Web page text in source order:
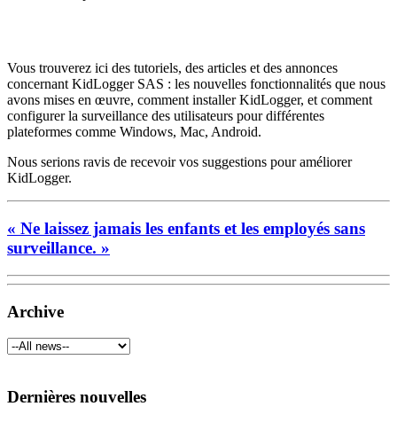
Vous trouverez ici des tutoriels, des articles et des annonces
concernant KidLogger SAS : les nouvelles fonctionnalités que nous
avons mises en œuvre, comment installer KidLogger, et comment
configurer la surveillance des utilisateurs pour différentes
plateformes comme Windows, Mac, Android.
Nous serions ravis de recevoir vos suggestions pour améliorer
KidLogger.
« Ne laissez jamais les enfants et les employés sans
surveillance. »
Archive
Dernières nouvelles